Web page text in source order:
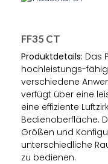
FF35 CT
Produktdetails: Das
hochleistungs-
verschiedene
verfügt über eine
eine effiziente
Bedienoberfläche.
Größen und
unterschiedliche
zu bedienen.